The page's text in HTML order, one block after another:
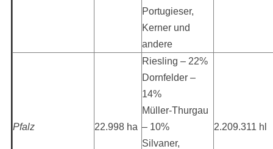
Portugieser,
Kerner und
andere
Pfalz 22.998 ha
Riesling – 22%
Dornfelder –
14%
Müller-Thurgau
– 10%
Silvaner,
2.209.311 hl